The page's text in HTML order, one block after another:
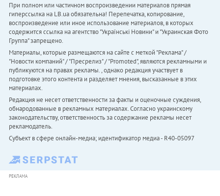
При полном или частичном воспроизведении материалов прямая
гиперссылка на LB.ua обязательна! Перепечатка, копирование,
воспроизведение или иное использование материалов, в которых
содержится ссылка на агентство "Українськi Новини" и "Украинская Фото
Группа" запрещено.
Материалы, которые размещаются на сайте с меткой "Реклама" /
"Новости компаний" / "Пресрелиз" / "Promoted", являются рекламными и
публикуются на правах рекламы. , однако редакция участвует в
подготовке этого контента и разделяет мнения, высказанные в этих
материалах.
Редакция не несет ответственности за факты и оценочные суждения,
обнародованные в рекламных материалах. Согласно украинскому
законодательству, ответственность за содержание рекламы несет
рекламодатель.
Субъект в сфере онлайн-медиа; идентификатор медиа - R40-05097
РЕКЛАМА